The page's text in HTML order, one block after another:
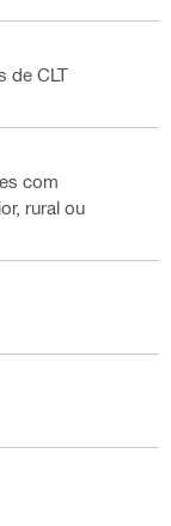
de CLT
com
rural ou